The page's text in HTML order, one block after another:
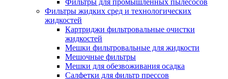
Фильтры жидких сред и технологических
жидкостей
Картриджи фильтровальные очистки
жидкостей
Мешки фильтровальные для жидкости
Мешочные фильтры
Мешки для обезвоживания осадка
Салфетки для фильтр прессов